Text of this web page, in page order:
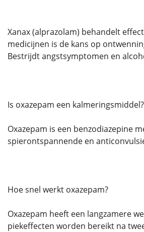
Xanax (alprazolam) behandelt
medicijnen is de kans op
Bestrijdt angstsymptomen en
Is oxazepam een
Oxazepam is een benzodiazepine
spierontspannende en
Hoe snel werkt oxazepam?
Oxazepam heeft een langzamere
piekeffecten worden bereikt na